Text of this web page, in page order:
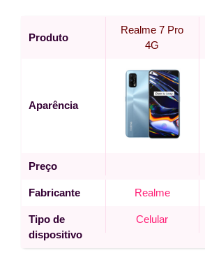
Produto
Realme 7 Pro
4G
Aparência
Preço
Fabricante Realme
Tipo de
dispositivo
Celular